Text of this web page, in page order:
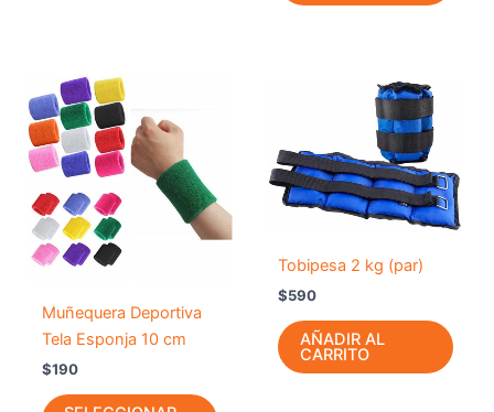
Muñequera Deportiva
Tela Esponja 10 cm
$190
múltiples
variantes.
Las
opciones
Tobipesa 2 kg (par)
$590
AÑADIR AL
CARRITO